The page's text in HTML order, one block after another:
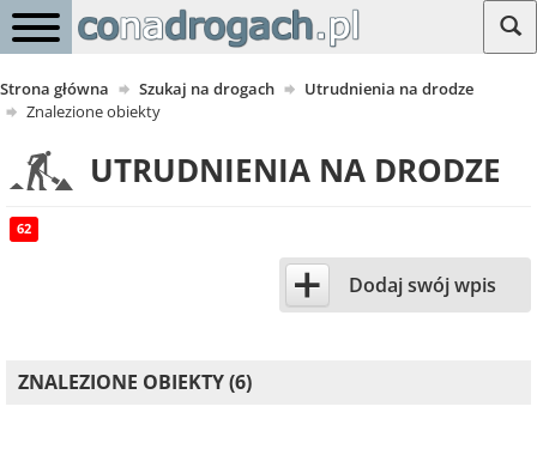
Strona główna Szukaj na drogach
Utrudnienia na drodze
Znalezione obiekty
UTRUDNIENIA NA DRODZE
62
+ Dodaj swój wpis
ZNALEZIONE OBIEKTY (6)